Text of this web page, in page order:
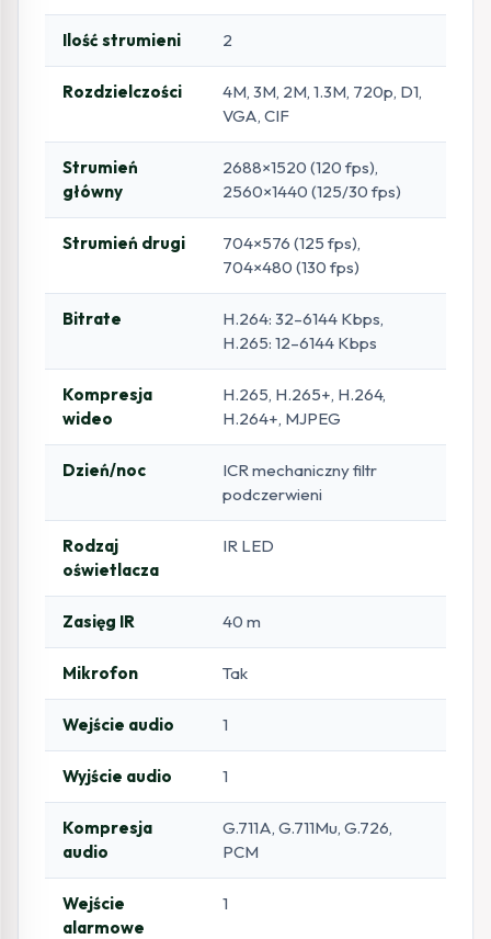
Ilość strumieni 2
Rozdzielczości
4M, 3M, 2M, 1.3M, 720p, D1,
VGA, CIF
Strumień
główny
2688×1520 (120 fps),
2560×1440 (125/30 fps)
Strumień drugi
704×576 (125 fps),
704×480 (130 fps)
Bitrate
H.264: 32–6144 Kbps,
H.265: 12–6144 Kbps
Kompresja
wideo
H.265, H.265+, H.264,
H.264+, MJPEG
Dzień/noc
ICR mechaniczny filtr
podczerwieni
Rodzaj
oświetlacza
IR LED
Zasięg IR 40 m
Mikrofon Tak
Wejście audio 1
Wyjście audio 1
Kompresja
audio
G.711A, G.711Mu, G.726,
PCM
Wejście
alarmowe
1